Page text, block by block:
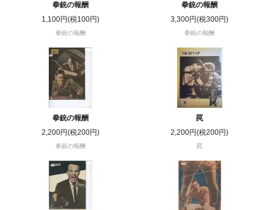
拳銃の報酬
1,100円(税100円)
拳銃の報酬
拳銃の報酬
3,300円(税300円)
拳銃の報酬
拳銃の報酬
2,200円(税200円)
拳銃の報酬
罠
2,200円(税200円)
罠